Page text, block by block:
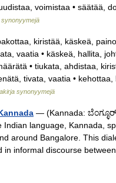
voimistaa • säätää,
synonyymejä
kiristää, käskeä,
vaatia • käskeä, hallita,
• tiukata, ahdistaa,
tivata, vaatia • kehottaa,
synonyymejä
— (Kannada:
Indian language, Kannada,
around Bangalore. This
in informal discourse